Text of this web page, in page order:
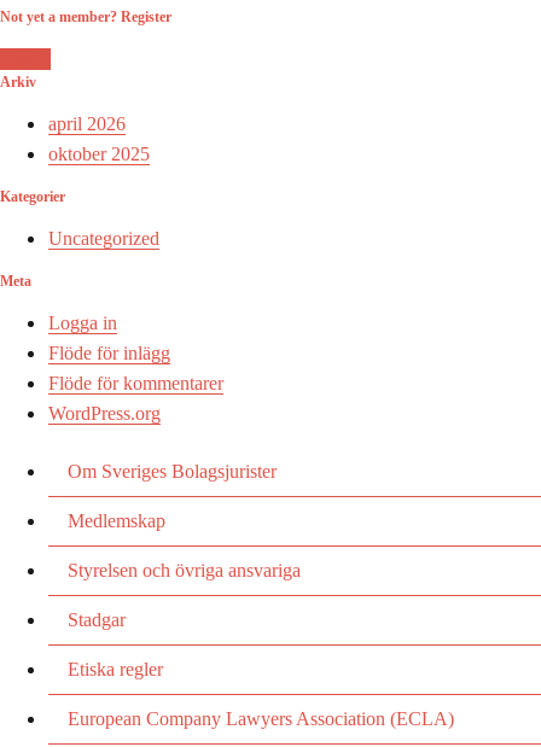
Not yet a member? Register
Arkiv
april 2026
oktober 2025
Kategorier
Uncategorized
Meta
Logga in
Flöde för inlägg
Flöde för kommentarer
WordPress.org
Om Sveriges Bolagsjurister
Medlemskap
Styrelsen och övriga ansvariga
Stadgar
Etiska regler
European Company Lawyers Association (ECLA)